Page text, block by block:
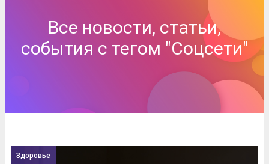
Все новости, статьи,
события с тегом "Соцсети"
Здоровье